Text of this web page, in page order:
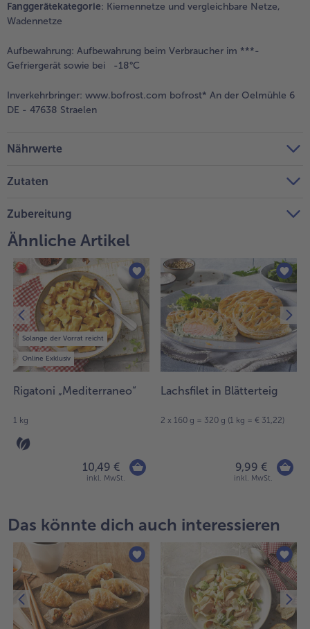
Fanggerätekategorie: Kiemennetze und vergleichbare Netze,
Wadennetze
Aufbewahrung: Aufbewahrung beim Verbraucher im ***-
Gefriergerät sowie bei -18°C
Inverkehrbringer: www.bofrost.com bofrost* An der Oelmühle 6
DE - 47638 Straelen
Nährwerte
Zutaten
Zubereitung
Ähnliche Artikel
Solange der Vorrat reicht
Online Exklusiv
Rigatoni „Mediterraneo“
1 kg
10,49 €
inkl. MwSt.
Lachsfilet in Blätterteig
2 x 160 g = 320 g (1 kg = € 31,22)
9,99 €
inkl. MwSt.
Das könnte dich auch interessieren